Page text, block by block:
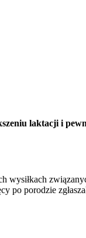
laktacji i
wysiłkach
po porodzie